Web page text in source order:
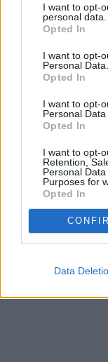
de su
rechazar tal
cualquier
visitando nuestra
I want to opt-
personal data.
Opted In
I want to opt-
Personal Data.
Opted In
I want to opt-
Personal Data
Opted In
I want to opt-
Retention,
Personal
Purposes for
Opted In
Data